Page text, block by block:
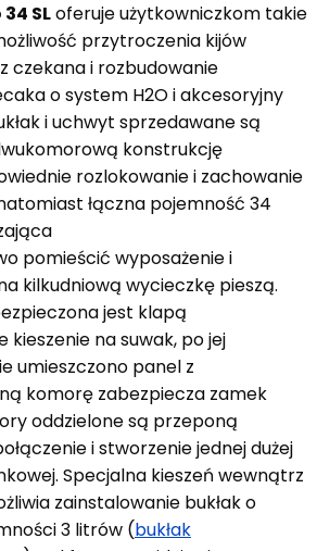
SLoferuje użytkowniczkom takie
przytroczenia kijów
czekana i rozbudowanie
o system H2O i akcesoryjny
i uchwyt sprzedawane są
konstrukcję
rozlokowanie i zachowanie
łączna pojemność 34
pomieścić wyposażenie i
kilkudniową wycieczkę pieszą.
jest klapą
kieszenie na suwak, po jej
umieszczono panel z
komorę zabezpiecza zamek
oddzielone są przeponą
i stworzenie jednej dużej
Specjalna kieszeń wewnątrz
zainstalowanie bukłak o
3 litrów (bukłak